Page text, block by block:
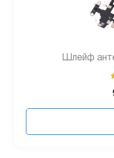
Шлейф